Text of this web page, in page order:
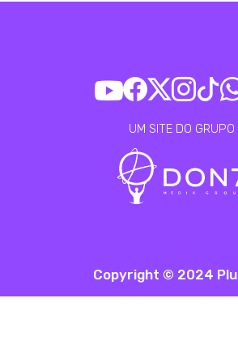
UM SITE DO GRUPO
Copyright © 2024